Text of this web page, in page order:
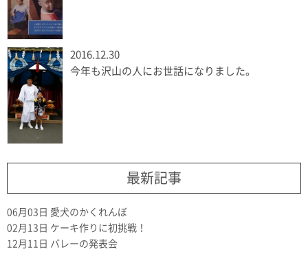
2016.12.30
今年も沢山の人にお世話になりました。
最新記事
06月03日 愛犬のかくれんぼ
02月13日 ケーキ作りに初挑戦！
12月11日 バレーの発表会